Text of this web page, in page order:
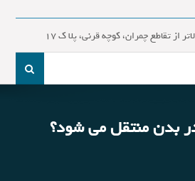
از تقاطع چمران، کوچه قرنی، پلا ک 17
جست
بدن منتقل می شود؟